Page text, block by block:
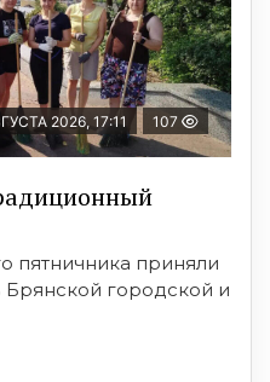
2026, 17:11 107
пятничника приняли
Брянской городской и